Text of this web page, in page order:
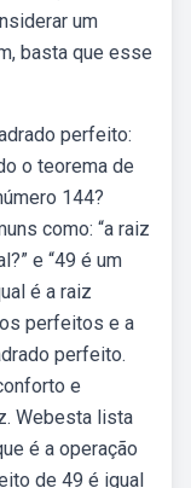
um
basta que esse
perfeito:
o teorema de
144?
como: “a raiz
e “49 é um
é a raiz
perfeitos e a
perfeito.
e
Webesta lista
é a operação
de 49 é igual